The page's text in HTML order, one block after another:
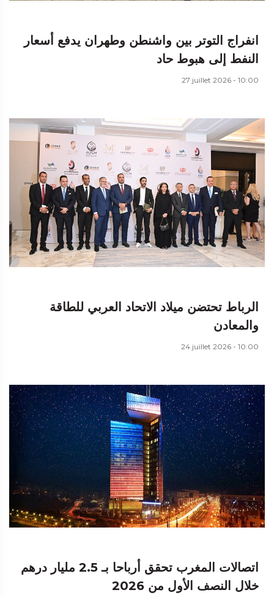
انفراج التوتر بين واشنطن وطهران يدفع أسعار
النفط إلى هبوط حاد
27 juillet 2026 - 10:00
الرباط تحتضن ميلاد الاتحاد العربي للطاقة
والمعادن
24 juillet 2026 - 10:00
اتصالات المغرب تحقق أرباحا بـ 2.5 مليار درهم
خلال النصف الأول من 2026